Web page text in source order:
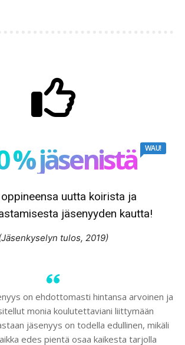
% jäsenistä WAU!
uutta koirista ja
jäsenyyden kautta!
tulos, 2019)
on ehdottomasti hintansa arvoinen ja
monia koulutettaviani liittymään
jäsenyys on todella edullinen, mikäli
edes pientä osaa kaikesta tarjolla